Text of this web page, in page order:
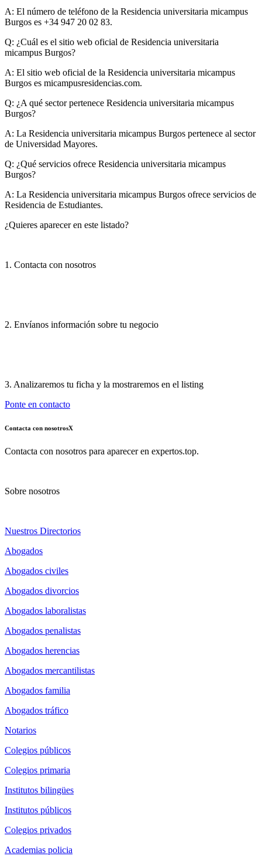
A: El número de teléfono de la Residencia universitaria micampus
Burgos es +34 947 20 02 83.
Q: ¿Cuál es el sitio web oficial de Residencia universitaria
micampus Burgos?
A: El sitio web oficial de la Residencia universitaria micampus
Burgos es micampusresidencias.com.
Q: ¿A qué sector pertenece Residencia universitaria micampus
Burgos?
A: La Residencia universitaria micampus Burgos pertenece al sector
de Universidad Mayores.
Q: ¿Qué servicios ofrece Residencia universitaria micampus
Burgos?
A: La Residencia universitaria micampus Burgos ofrece servicios de
Residencia de Estudiantes.
¿Quieres aparecer en este listado?
1. Contacta con nosotros
2. Envíanos información sobre tu negocio
3. Analizaremos tu ficha y la mostraremos en el listing
Ponte en contacto
Contacta con nosotrosX
Contacta con nosotros para aparecer en expertos.top.
Sobre nosotros
Nuestros Directorios
Abogados
Abogados civiles
Abogados divorcios
Abogados laboralistas
Abogados penalistas
Abogados herencias
Abogados mercantilistas
Abogados familia
Abogados tráfico
Notarios
Colegios públicos
Colegios primaria
Institutos bilingües
Institutos públicos
Colegios privados
Academias policia